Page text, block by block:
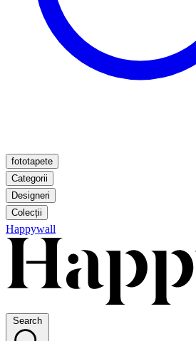
fototapete
Categorii
Designeri
Colecții
Happywall
Search